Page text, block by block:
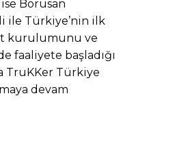
ise Borusan
ile Türkiye’nin ilk
kurulumunu ve
faaliyete başladığı
TruKKer Türkiye
devam